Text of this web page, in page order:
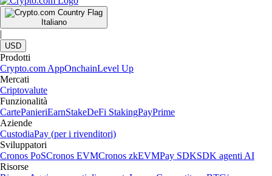
Italiano
|
USD
Prodotti
Crypto.com AppOnchainLevel Up
Mercati
Criptovalute
Funzionalità
CartePanieriEarnStakeDeFi StakingPayPrime
Aziende
CustodiaPay (per i rivenditori)
Sviluppatori
Cronos PoSCronos EVMCronos zkEVMPay SDKSDK agenti AI
Risorse